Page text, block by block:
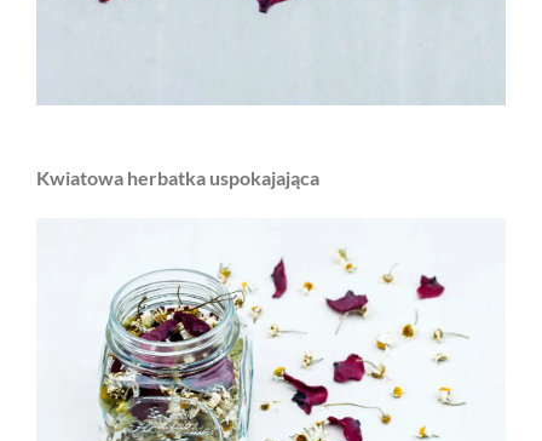
Kwiatowa herbatka uspokajająca